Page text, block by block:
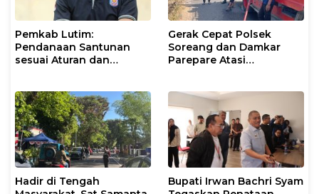
Pemkab Lutim:
Pendanaan Santunan
sesuai Aturan dan
Gerak Cepat Polsek
Soreang dan Damkar
Parepare Atasi
Hadir di Tengah
Bupati Irwan Bachri Syam